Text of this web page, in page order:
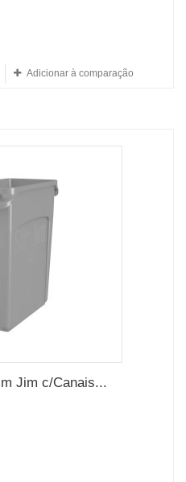
Adicionar à comparação
Jim c/Canais...